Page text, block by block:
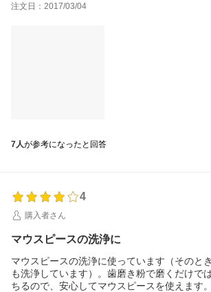
注文日：2017/03/04
7人が参考になったと回答
4
購入者さん
マウスピースの洗浄に
マウスピースの洗浄に使っています（そのと
も洗浄しています）。歯磨き粉で磨くだけで
ちるので、安心してマウスピースを使えます